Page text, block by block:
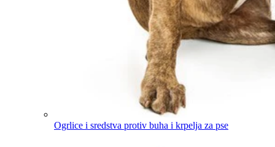
Ogrlice i sredstva protiv buha i krpelja za pse